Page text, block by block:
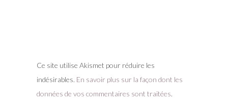
Ce site utilise Akismet pour réduire les
indésirables. En savoir plus sur la façon dont les
données de vos commentaires sont traitées.